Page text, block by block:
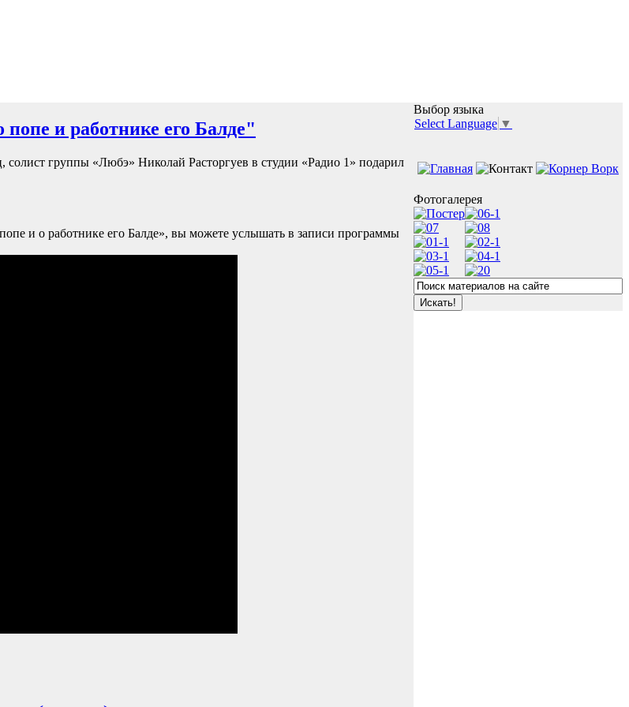
и работнике его Балде"
солист группы «Любэ» Николай Расторгуев в студии «Радио 1» подарил
и о работнике его Балде», вы можете услышать в записи программы
Выбор языка
Select Language ▼
Фотогалерея